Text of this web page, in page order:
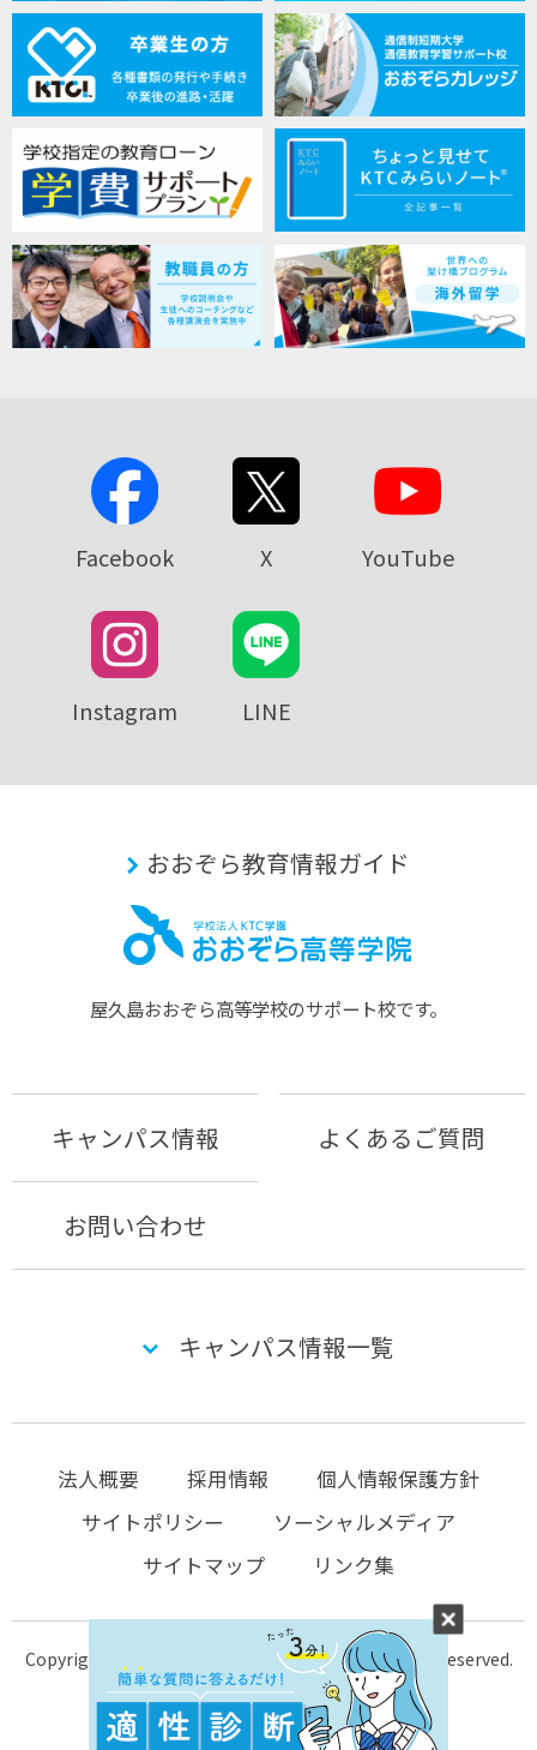
Facebook X YouTube
Instagram LINE
おおぞら教育情報ガイド
屋久島おおぞら⾼等学校のサポート校です。
キャンパス情報 よくあるご質問
お問い合わせ
キャンパス情報一覧
法人概要 採用情報
個人情報保護方針
サイトポリシー
ソーシャルメディア
サイトマップ
リンク集
Copyright © 2004-2026 KTC-school.com All Rights Reserved.